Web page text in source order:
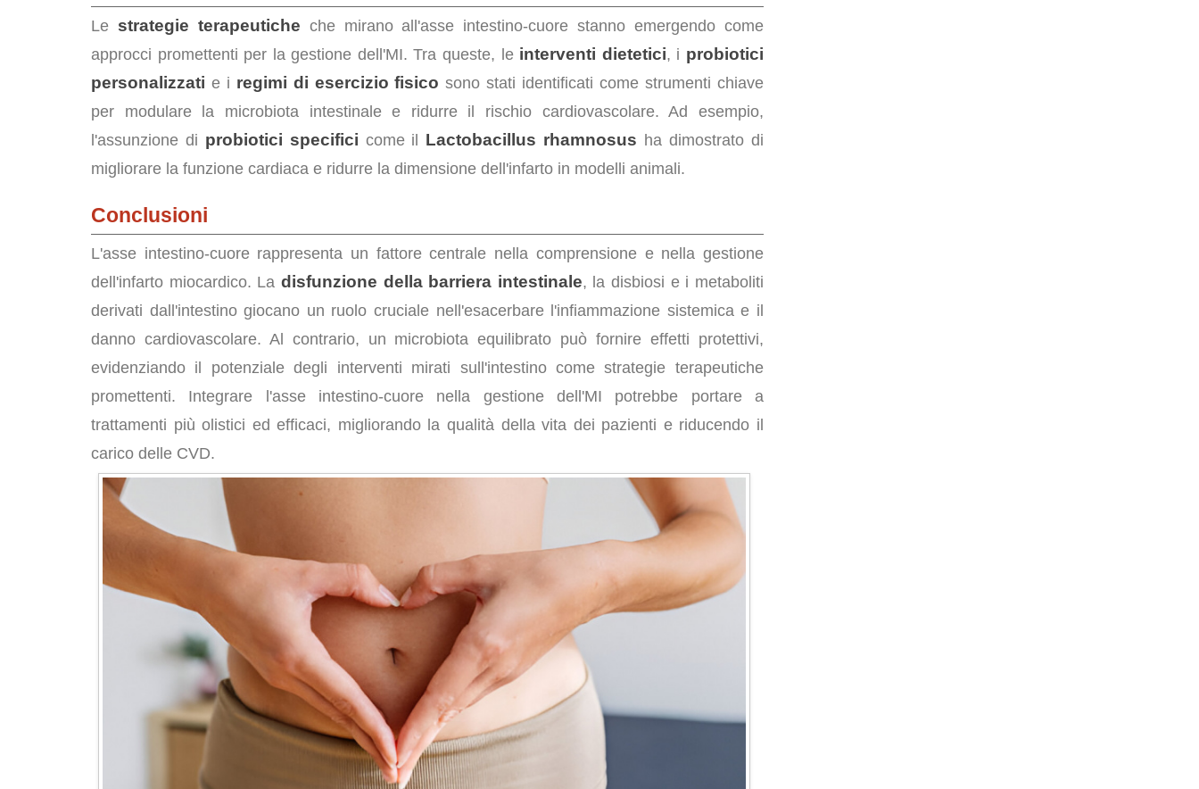
Le strategie terapeutiche che mirano all'asse intestino-cuore stanno emergendo come
approcci promettenti per la gestione dell'MI. Tra queste, le interventi dietetici, i probiotici
personalizzati e i regimi di esercizio fisico sono stati identificati come strumenti chiave
per modulare la microbiota intestinale e ridurre il rischio cardiovascolare. Ad esempio,
l'assunzione di probiotici specifici come il Lactobacillus rhamnosus ha dimostrato di
migliorare la funzione cardiaca e ridurre la dimensione dell'infarto in modelli animali.
Conclusioni
L'asse intestino-cuore rappresenta un fattore centrale nella comprensione e nella gestione
dell'infarto miocardico. La disfunzione della barriera intestinale, la disbiosi e i metaboliti
derivati dall'intestino giocano un ruolo cruciale nell'esacerbare l'infiammazione sistemica e il
danno cardiovascolare. Al contrario, un microbiota equilibrato può fornire effetti protettivi,
evidenziando il potenziale degli interventi mirati sull'intestino come strategie terapeutiche
promettenti. Integrare l'asse intestino-cuore nella gestione dell'MI potrebbe portare a
trattamenti più olistici ed efficaci, migliorando la qualità della vita dei pazienti e riducendo il
carico delle CVD.